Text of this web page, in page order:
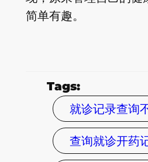
简单有趣。
Tags:
就诊记录查询
查询就诊开药